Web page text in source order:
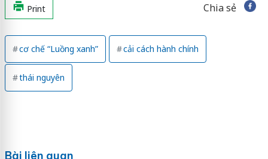
Print Chia sẻ
cơ chế “Luồng xanh” cải cách hành chính
thái nguyên
Bài liên quan